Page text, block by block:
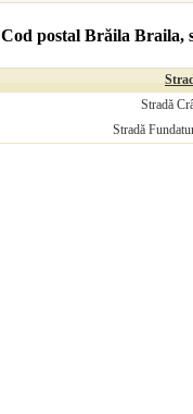
Cod postal Brăila Braila,
Stradă
Stradă